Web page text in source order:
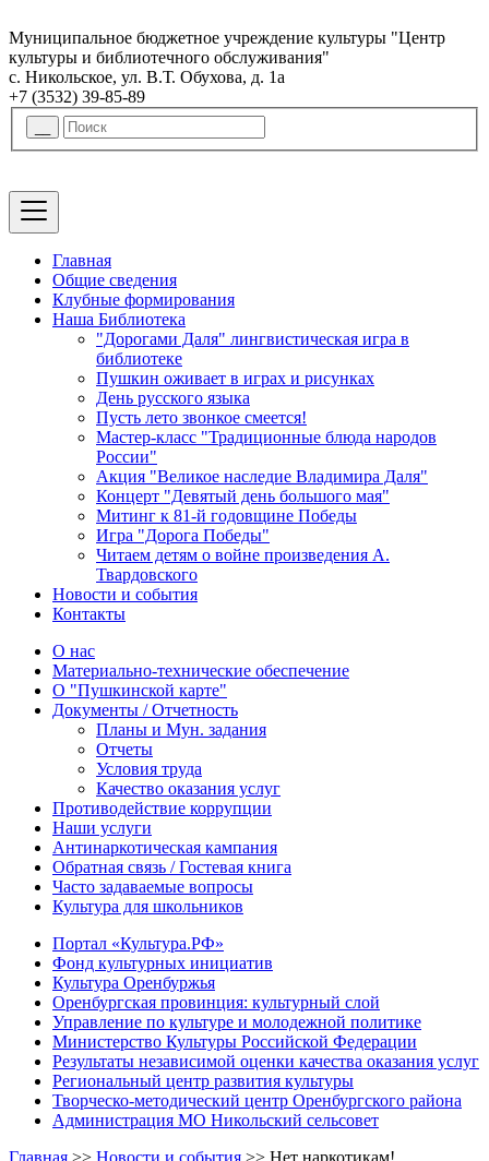
Муниципальное бюджетное учреждение культуры "Центр
культуры и библиотечного обслуживания"
с. Никольское, ул. В.Т. Обухова, д. 1а
+7 (3532) 39-85-89
Главная
Общие сведения
Клубные формирования
Наша Библиотека
"Дорогами Даля" лингвистическая игра в
библиотеке
Пушкин оживает в играх и рисунках
День русского языка
Пусть лето звонкое смеется!
Мастер-класс "Традиционные блюда народов
России"
Акция "Великое наследие Владимира Даля"
Концерт "Девятый день большого мая"
Митинг к 81-й годовщине Победы
Игра "Дорога Победы"
Читаем детям о войне произведения А.
Твардовского
Новости и события
Контакты
О нас
Материально-технические обеспечение
О "Пушкинской карте"
Документы / Отчетность
Планы и Мун. задания
Отчеты
Условия труда
Качество оказания услуг
Противодействие коррупции
Наши услуги
Антинаркотическая кампания
Обратная связь / Гостевая книга
Часто задаваемые вопросы
Культура для школьников
Портал «Культура.РФ»
Фонд культурных инициатив
Культура Оренбуржья
Оренбургская провинция: культурный слой
Управление по культуре и молодежной политике
Министерство Культуры Российской Федерации
Результаты независимой оценки качества оказания услуг
Региональный центр развития культуры
Творческо-методический центр Оренбургского района
Администрация МО Никольский сельсовет
Главная >> Новости и события >> Нет наркотикам!